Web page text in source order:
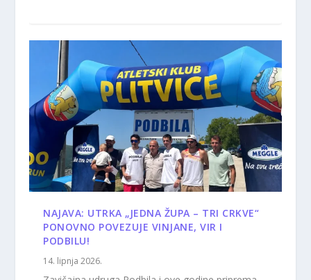
NAJAVA: UTRKA „JEDNA ŽUPA – TRI CRKVE“
PONOVNO POVEZUJE VINJANE, VIR I
PODBILU!
14. lipnja 2026.